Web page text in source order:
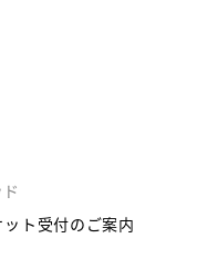
ト受付のご案内